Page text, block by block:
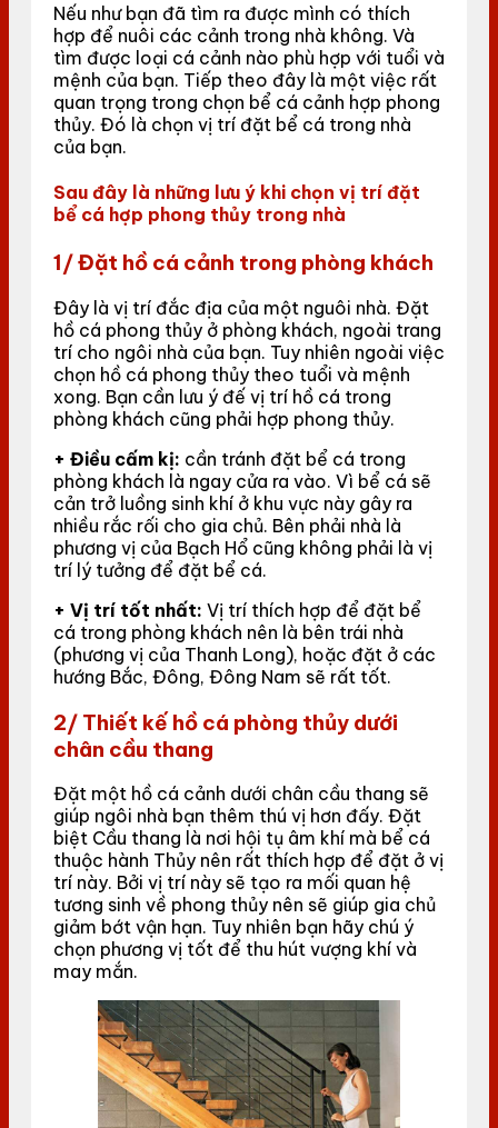
Nếu như bạn đã tìm ra được mình có thích
hợp để nuôi các cảnh trong nhà không. Và
tìm được loại cá cảnh nào phù hợp với tuổi và
mệnh của bạn. Tiếp theo đây là một việc rất
quan trọng trong chọn bể cá cảnh hợp phong
thủy. Đó là chọn vị trí đặt bể cá trong nhà
của bạn.
Sau đây là những lưu ý khi chọn vị trí đặt
bể cá hợp phong thủy trong nhà
1/ Đặt hồ cá cảnh trong phòng khách
Đây là vị trí đắc địa của một nguôi nhà. Đặt
hồ cá phong thủy ở phòng khách, ngoài trang
trí cho ngôi nhà của bạn. Tuy nhiên ngoài việc
chọn hồ cá phong thủy theo tuổi và mệnh
xong. Bạn cần lưu ý đế vị trí hồ cá trong
phòng khách cũng phải hợp phong thủy.
+ Điều cấm kị: cần tránh đặt bể cá trong
phòng khách là ngay cửa ra vào. Vì bể cá sẽ
cản trở luồng sinh khí ở khu vực này gây ra
nhiều rắc rối cho gia chủ. Bên phải nhà là
phương vị của Bạch Hổ cũng không phải là vị
trí lý tưởng để đặt bể cá.
+ Vị trí tốt nhất: Vị trí thích hợp để đặt bể
cá trong phòng khách nên là bên trái nhà
(phương vị của Thanh Long), hoặc đặt ở các
hướng Bắc, Đông, Đông Nam sẽ rất tốt.
2/ Thiết kế hồ cá phòng thủy dưới
chân cầu thang
Đặt một hồ cá cảnh dưới chân cầu thang sẽ
giúp ngôi nhà bạn thêm thú vị hơn đấy. Đặt
biệt Cầu thang là nơi hội tụ âm khí mà bể cá
thuộc hành Thủy nên rất thích hợp để đặt ở vị
trí này. Bởi vị trí này sẽ tạo ra mối quan hệ
tương sinh về phong thủy nên sẽ giúp gia chủ
giảm bớt vận hạn. Tuy nhiên bạn hãy chú ý
chọn phương vị tốt để thu hút vượng khí và
may mắn.